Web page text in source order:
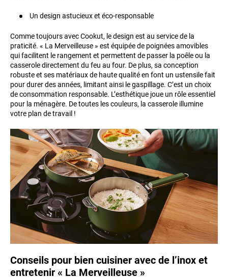
Un design astucieux et éco-responsable
Comme toujours avec Cookut, le design est au service de la
praticité. « La Merveilleuse » est équipée de poignées amovibles
qui facilitent le rangement et permettent de passer la poêle ou la
casserole directement du feu au four. De plus, sa conception
robuste et ses matériaux de haute qualité en font un ustensile fait
pour durer des années, limitant ainsi le gaspillage. C’est un choix
de consommation responsable. L’esthétique joue un rôle essentiel
pour la ménagère. De toutes les couleurs, la casserole illumine
votre plan de travail !
Conseils pour bien cuisiner avec de l’inox et
entretenir « La Merveilleuse »